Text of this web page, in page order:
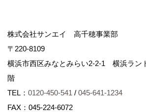
株式会社サンエイ 高千穂事業部
〒220-8109
横浜市西区みなとみらい2-2-1 横浜ラン
階
TEL： 0120-450-541 / 045-641-1234
FAX：045-224-6072